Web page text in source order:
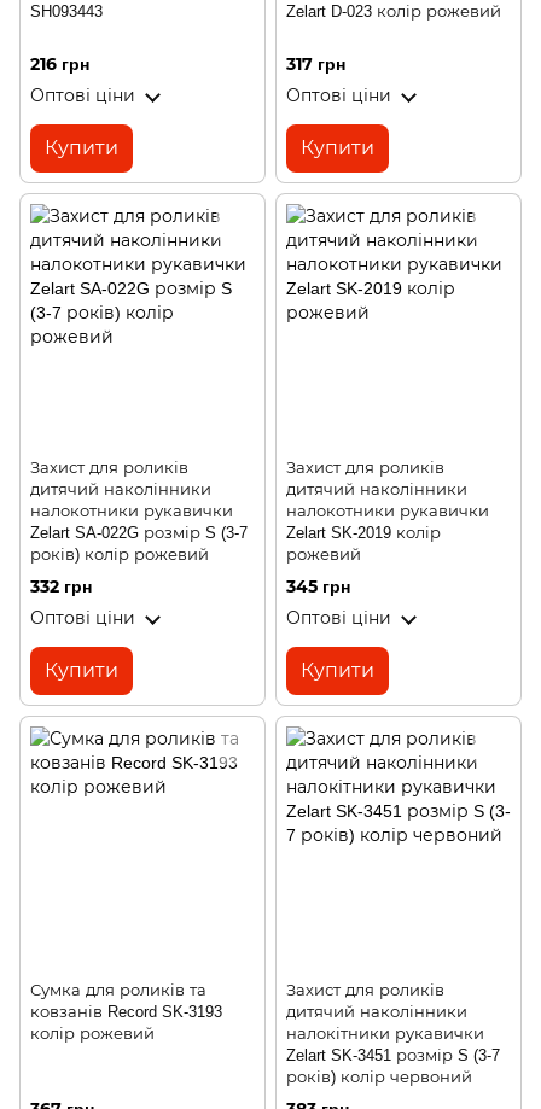
SH093443
216 грн
Оптові ціни
Купити
Zelart D-023 колір рожевий
317 грн
Оптові ціни
Купити
Захист для роликів
дитячий наколінники
налокотники рукавички
Zelart SA-022G розмір S (3-7
років) колір рожевий
332 грн
Оптові ціни
Купити
Захист для роликів
дитячий наколінники
налокотники рукавички
Zelart SK-2019 колір
рожевий
345 грн
Оптові ціни
Купити
Сумка для роликів та
ковзанів Record SK-3193
колір рожевий
Захист для роликів
дитячий наколінники
налокітники рукавички
Zelart SK-3451 розмір S (3-7
років) колір червоний